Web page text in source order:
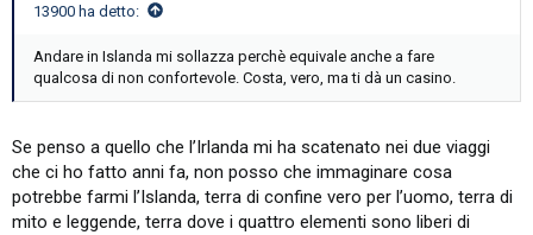
13900 ha detto:
Andare in Islanda mi sollazza perchè equivale anche a fare
qualcosa di non confortevole. Costa, vero, ma ti dà un casino.
Se penso a quello che l’Irlanda mi ha scatenato nei due viaggi
che ci ho fatto anni fa, non posso che immaginare cosa
potrebbe farmi l’Islanda, terra di confine vero per l’uomo, terra di
mito e leggende, terra dove i quattro elementi sono liberi di